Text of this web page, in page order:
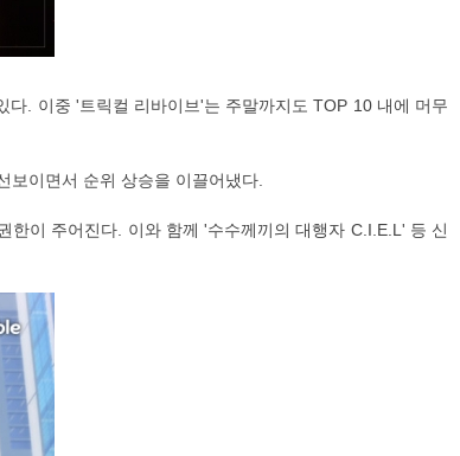
. 이중 '트릭컬 리바이브'는 주말까지도 TOP 10 내에 머무
보이면서 순위 상승을 이끌어냈다.
이 주어진다. 이와 함께 '수수께끼의 대행자 C.I.E.L' 등 신